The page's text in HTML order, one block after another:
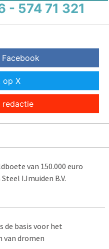
- 574 71 321
op X
redactie
van 150.000 euro
IJmuiden B.V.
de basis voor het
van dromen